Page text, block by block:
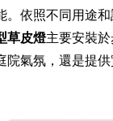
依照不同用途
草皮燈主要安裝
氣氛，還是提